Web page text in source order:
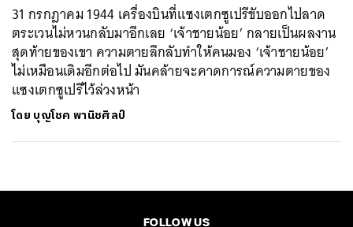
31 กรกฎาคม 1944 เครื่องบินที่แซงเตกซูเปรีขับออกไปลาด
ตระเวนไม่หวนกลับมาอีกเลย ‘เจ้าชายน้อย’ กลายเป็นผลงาน
สุดท้ายของเขา ความตายลึกลับทำให้คนมอง ‘เจ้าชายน้อย’
ไม่เหมือนเดิมอีกต่อไป มันคล้ายจะคาดการณ์ความตายของ
แซงเตกซูเปรีไว้ล่วงหน้า
โดย บุญโชค พานิชศิลป์
FOLLOW US